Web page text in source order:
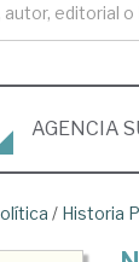
AGENCIA
/ Historia